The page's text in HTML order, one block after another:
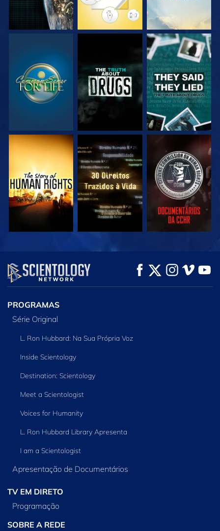
VEJA VEJA VEJA
VEJA VEJA VEJA
VEJA EXPLORE A SÉRIE
PROGRAMAS
Série Original
L. Ron Hubbard: Na Sua Própria Voz
Inside Scientology
Destination: Scientology
Meet a Scientologist
Voices for Humanity
L. Ron Hubbard Library Apresenta
I am a Scientologist
Apresentação de Documentários
TV EM DIRETO
Programação
SOBRE A REDE